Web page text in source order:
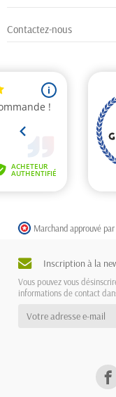
Contactez-nous
Marchand approuvé
Inscription à la
Vous pouvez vous
informations de contact